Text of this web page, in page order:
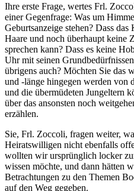
Ihre erste Frage, wertes Frl.
einer Gegenfrage: Was um
Geburtsanzeige stehen? Dass
Haare und noch überhaupt keine
sprechen kann? Dass es keine
Uhr mit seinen
übrigens auch? Möchten Sie das
und -länge hingegen werden von
und die übermüdeten Jungeltern
über das ansonsten noch
erzählen.
Sie, Frl. Zoccoli, fragen weiter,
Heiratswilligen nicht ebenfalls
wollten wir ursprünglich locker
wissen möchte, und dann hätten
Betrachtungen zu den Themen
auf den Weg gegeben.